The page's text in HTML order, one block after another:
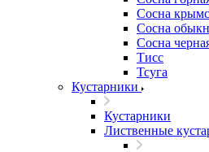
Сосна
Сосна
Сосна
Тисс
Тсуга
Кустарники
Кустарники
Лиственные